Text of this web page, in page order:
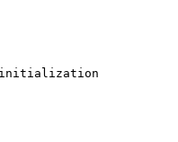
initialization